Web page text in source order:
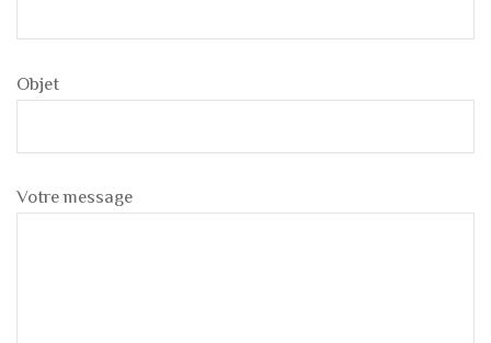
Objet
Votre message